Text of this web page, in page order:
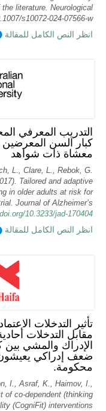
literature. Neurological
s10072-024-07566-w
انظر النص الكامل للمقالة
التدريب المعرفي
كبار السن
معشاة ذات شواهد
L., Clare, L., Rebok, G.
Tailored and adaptive
in older adults at risk for
Journal of Alzheimer’s
10.3233/jad-170404
انظر النص الكامل للمقالة
مقابل التدخلات
الإدراك والمشي
ضعف إدراكي
محكومة.
I., Asraf, K., Haimov, I.,
of co-dependent (thinking
(CogniFit) interventions